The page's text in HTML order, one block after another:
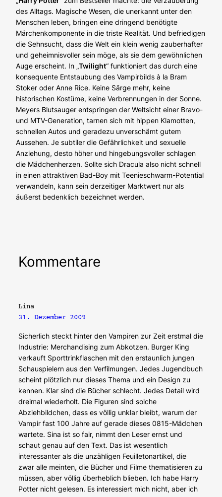
des Alltags. Magische Wesen, die unerkannt unter den
Menschen leben, bringen eine dringend benötigte
Märchenkomponente in die triste Realität. Und befriedigen
die Sehnsucht, dass die Welt ein klein wenig zauberhafter
und geheimnisvoller sein möge, als sie dem gewöhnlichen
Auge erscheint. In „Twilight“ funktioniert das durch eine
konsequente Entstaubung des Vampirbilds à la Bram
Stoker oder Anne Rice. Keine Särge mehr, keine
historischen Kostüme, keine Verbrennungen in der Sonne.
Meyers Blutsauger entspringen der Weltsicht einer Bravo-
und MTV-Generation, tarnen sich mit hippen Klamotten,
schnellen Autos und geradezu unverschämt gutem
Aussehen. Je subtiler die Gefährlichkeit und sexuelle
Anziehung, desto höher und hingebungsvoller schlagen
die Mädchenherzen. Sollte sich Dracula also nicht schnell
in einen attraktiven Bad-Boy mit Teenieschwarm-Potential
verwandeln, kann sein derzeitiger Marktwert nur als
äußerst bedenklich bezeichnet werden.
Kommentare
Lina
31. Dezember 2009
Sicherlich steckt hinter den Vampiren zur Zeit erstmal die
Industrie: Merchandising zum Abkotzen. Burger King
verkauft Sporttrinkflaschen mit den erstaunlich jungen
Schauspielern aus den Verfilmungen. Jedes Jugendbuch
scheint plötzlich nur dieses Thema und ein Design zu
kennen. Klar sind die Bücher schlecht. Jedes Detail wird
dreimal wiederholt. Die Figuren sind solche
Abziehbildchen, dass es völlig unklar bleibt, warum der
Vampir fast 100 Jahre auf gerade dieses 0815-Mädchen
wartete. Sina ist so fair, nimmt den Leser ernst und
schaut genau auf den Text. Das ist wesentlich
interessanter als die unzähligen Feuilletonartikel, die
zwar alle meinten, die Bücher und Filme thematisieren zu
müssen, aber völlig überheblich blieben. Ich habe Harry
Potter nicht gelesen. Es interessiert mich nicht, aber ich